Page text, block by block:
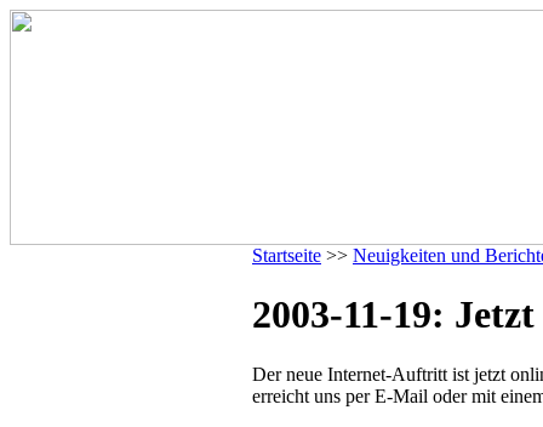
Startseite >> Neuigkeiten und
2003-11-19:
Der neue Internet-Auftritt ist jetzt
erreicht uns per E-Mail oder mit